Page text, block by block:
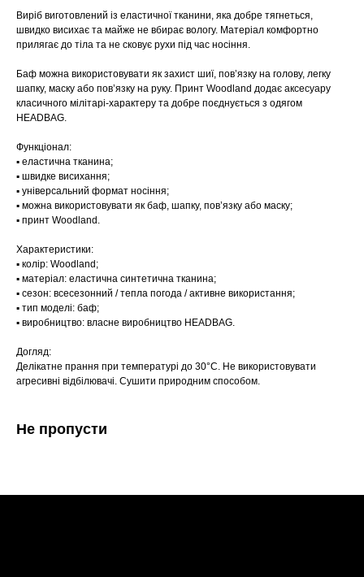
Виріб виготовлений із еластичної тканини, яка добре тягнеться,
швидко висихає та майже не вбирає вологу. Матеріал комфортно
прилягає до тіла та не сковує рухи під час носіння.
Баф можна використовувати як захист шиї, пов’язку на голову, легку
шапку, маску або пов’язку на руку. Принт Woodland додає аксесуару
класичного мілітарі-характеру та добре поєднується з одягом
HEADBAG.
Функціонал:
▪️ еластична тканина;
▪️ швидке висихання;
▪️ універсальний формат носіння;
▪️ можна використовувати як баф, шапку, пов’язку або маску;
▪️ принт Woodland.
Характеристики:
▪️ колір: Woodland;
▪️ матеріал: еластична синтетична тканина;
▪️ сезон: всесезонний / тепла погода / активне використання;
▪️ тип моделі: баф;
▪️ виробництво: власне виробництво HEADBAG.
Догляд:
Делікатне прання при температурі до 30°C. Не використовувати
агресивні відбілювачі. Сушити природним способом.
Не пропусти